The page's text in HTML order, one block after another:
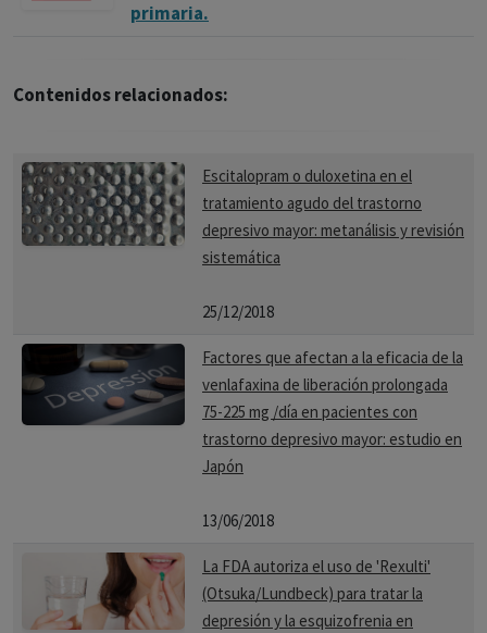
primaria.
Contenidos relacionados:
Escitalopram o duloxetina en el
tratamiento agudo del trastorno
depresivo mayor: metanálisis y revisión
sistemática
25/12/2018
Factores que afectan a la eficacia de la
venlafaxina de liberación prolongada
75-225 mg /día en pacientes con
trastorno depresivo mayor: estudio en
Japón
13/06/2018
La FDA autoriza el uso de 'Rexulti'
(Otsuka/Lundbeck) para tratar la
depresión y la esquizofrenia en